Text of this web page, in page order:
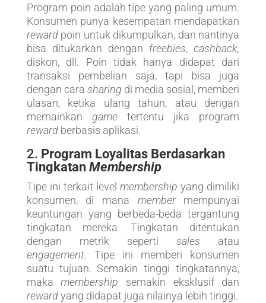
Program poin adalah tipe yang paling umum.
Konsumen punya kesempatan mendapatkan
rewardpoin untuk dikumpulkan, dan nantinya
bisa ditukarkan dengan freebies, cashback,
diskon, dll. Poin tidak hanya didapat dari
transaksi pembelian saja, tapi bisa juga
dengan cara sharing di media sosial, memberi
ulasan, ketika ulang tahun, atau dengan
memainkan gametertentu jika program
rewardberbasis aplikasi.
2. Program Loyalitas Berdasarkan
Tingkatan Membership
Tipe ini terkait levelmembership yang dimiliki
konsumen, di mana membermempunyai
keuntungan yang berbeda-beda tergantung
tingkatan mereka. Tingkatan ditentukan
dengan metrik sepertisales atau
engagement. Tipe ini memberi konsumen
suatu tujuan. Semakin tinggi tingkatannya,
makamembership semakin eksklusif dan
rewardyang didapat juga nilainya lebih tinggi.